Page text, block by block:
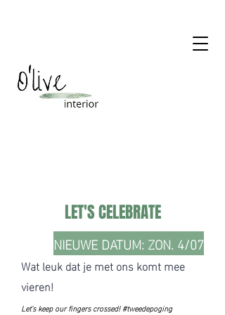
LET'S CELEBRATE
NIEUWE DATUM: ZON. 4/07
Wat leuk dat je met ons komt mee
vieren!
Let's keep our fingers crossed! #tweedepoging